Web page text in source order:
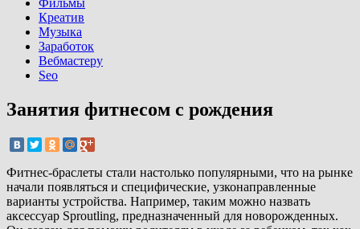
Фильмы
Креатив
Музыка
Заработок
Вебмастеру
Seo
Занятия фитнесом с рождения
Фитнес-браслеты стали настолько популярными, что на рынке
начали появляться и специфические, узконаправленные
варианты устройства. Например, таким можно назвать
аксессуар Sproutling, предназначенный для новорожденных.